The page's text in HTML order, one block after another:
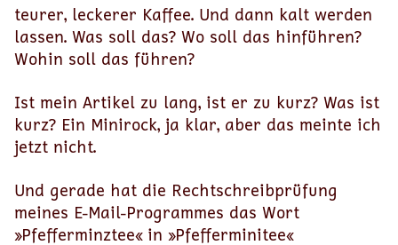
teurer, leckerer Kaffee. Und dann kalt werden
lassen. Was soll das? Wo soll das hinführen?
Wohin soll das führen?
Ist mein Artikel zu lang, ist er zu kurz? Was ist
kurz? Ein Minirock, ja klar, aber das meinte ich
jetzt nicht.
Und gerade hat die Rechtschreibprüfung
meines E-Mail-Programmes das Wort
»Pfefferminztee« in »Pfefferminitee«